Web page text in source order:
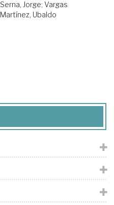
Serna, Jorge; Vargas
Martínez, Ubaldo